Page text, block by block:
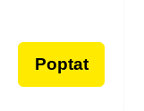
Poptat